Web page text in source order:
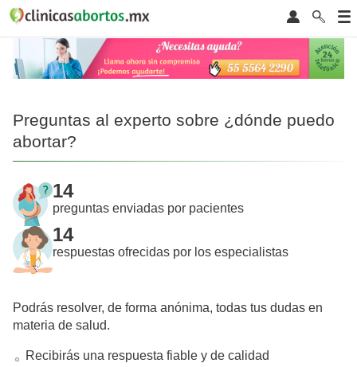
Preguntas al experto sobre ¿dónde puedo
abortar?
14
preguntas enviadas por pacientes
14
respuestas ofrecidas por los especialistas
Podrás resolver, de forma anónima, todas tus dudas en
materia de salud.
Recibirás una respuesta fiable y de calidad